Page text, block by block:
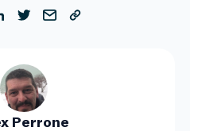
Perrone